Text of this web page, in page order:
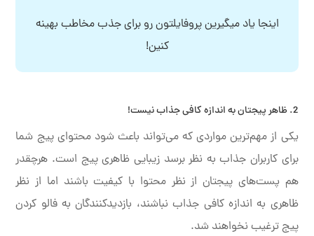
اینجا یاد میگیرین پروفایلتون رو برای جذب مخاطب بهینه
کنین!
2. ظاهر پیجتان به اندازه کافی جذاب نیست!
یکی از مهم‌ترین مواردی که می‌تواند باعث شود محتوای پیج شما
برای کاربران جذاب به نظر برسد زیبایی ظاهری پیج است. هرچقدر
هم پست‌های پیجتان از نظر محتوا با کیفیت باشند اما از نظر
ظاهری به اندازه کافی جذاب نباشند، بازدیدکنندگان به فالو کردن
پیج ترغیب نخواهند شد.